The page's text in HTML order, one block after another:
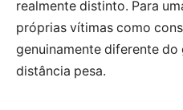
realmente distinto. Para
próprias vítimas como
genuinamente diferente do
distância pesa.